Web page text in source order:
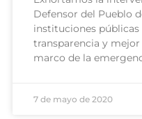
Defensor del Pueblo
instituciones
transparencia y
marco de la
7 de mayo de 2020